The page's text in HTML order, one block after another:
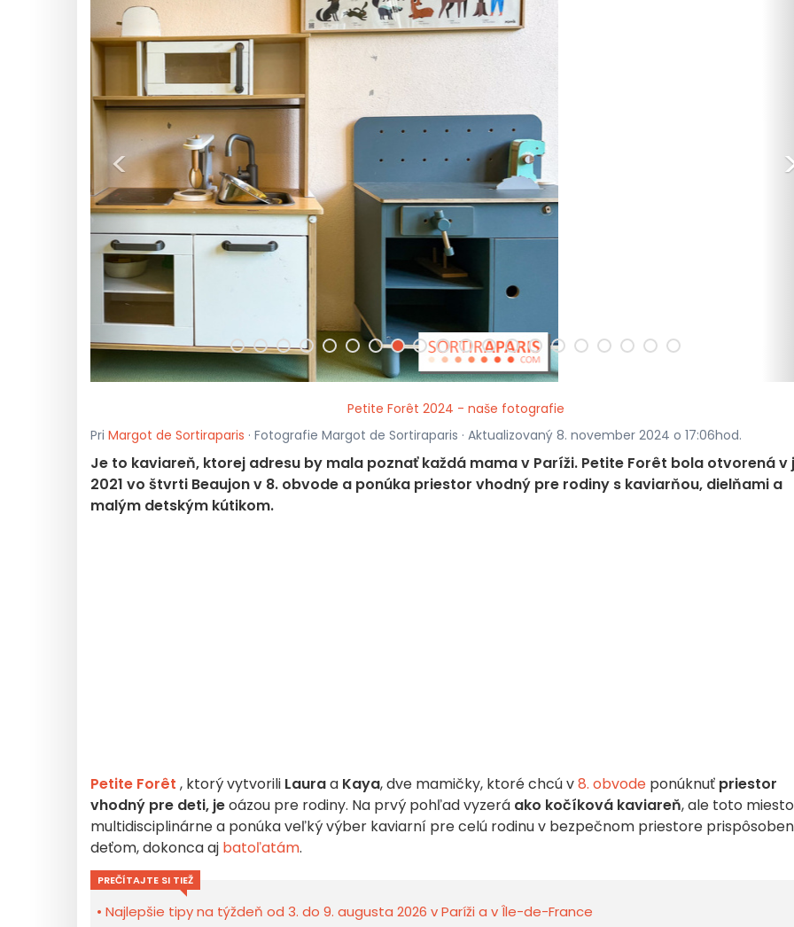
<
Petite Forêt 2024 - naše fotografie
Pri Margot de Sortiraparis · Fotografie Margot de Sortiraparis · Aktualizovaný 8. november 2024 o 17:06hod.
Je to kaviareň, ktorej adresu by mala poznať každá mama v Paríži. Petite Forêt bola otvorená v
2021 vo štvrti Beaujon v 8. obvode a ponúka priestor vhodný pre rodiny s kaviarňou, dielňami a
malým detským kútikom.
Petite Forêt , ktorý vytvorili Lauraa Kaya, dve mamičky, ktoré chcú v8. obvode ponúknuť priestor
vhodný pre deti, jeoázou pre rodiny. Na prvý pohľad vyzerá ako kočíková kaviareň, ale toto
multidisciplinárne a ponúka veľký výber kaviarní pre celú rodinu v bezpečnom priestore
deťom, dokonca aj batoľatám.
PREČÍTAJTE SI TIEŽ
Najlepšie tipy na týždeň od 3. do 9. augusta 2026 v Paríži a v Île-de-France